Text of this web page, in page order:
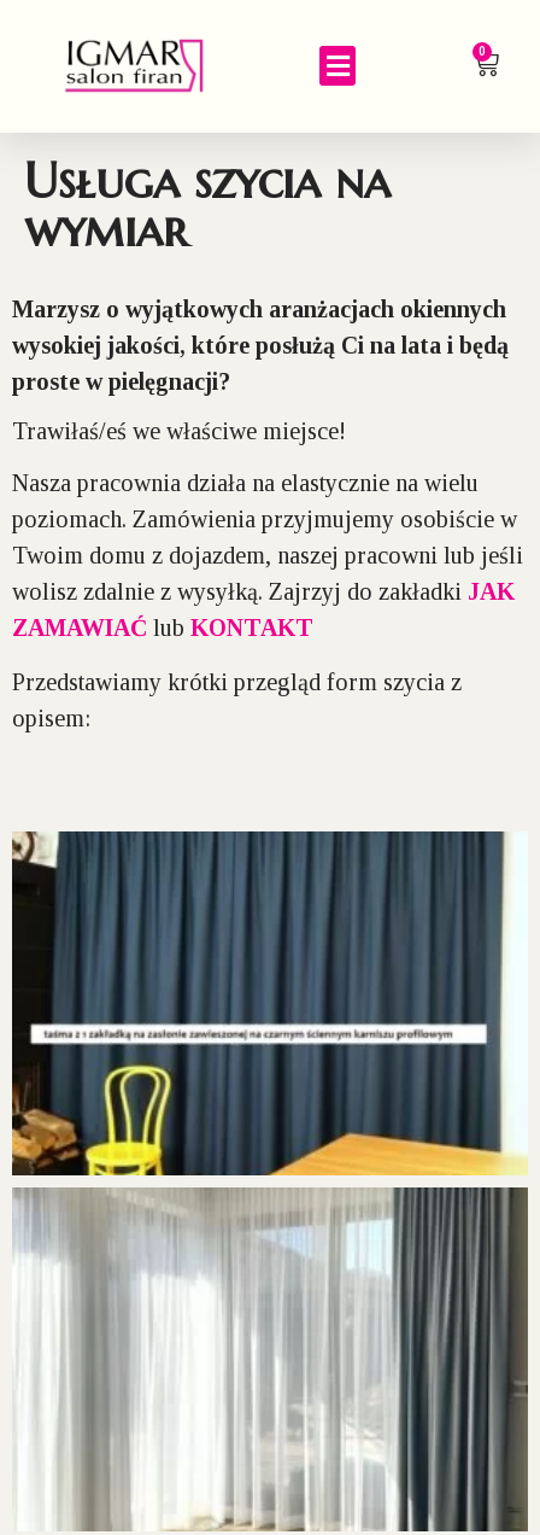
0
Usługa szycia na
wymiar
Marzysz o wyjątkowych aranżacjach okiennych
wysokiej jakości, które posłużą Ci na lata i będą
proste w pielęgnacji?
Trawiłaś/eś we właściwe miejsce!
Nasza pracownia działa na elastycznie na wielu
poziomach. Zamówienia przyjmujemy osobiście w
Twoim domu z dojazdem, naszej pracowni lub jeśli
wolisz zdalnie z wysyłką. Zajrzyj do zakładki JAK
ZAMAWIAĆ lub KONTAKT
Przedstawiamy krótki przegląd form szycia z
opisem: